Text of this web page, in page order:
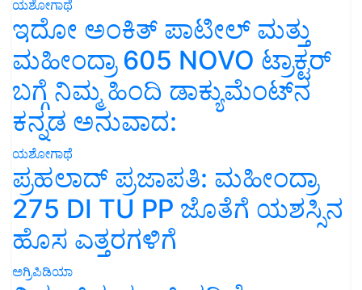
ಯಶೋಗಾಥೆ
ಇದೋ ಅಂಕಿತ್ ಪಾಟೀಲ್ ಮತ್ತು
ಮಹೀಂದ್ರಾ 605 NOVO ಟ್ರಾಕ್ಟರ್
ಬಗ್ಗೆ ನಿಮ್ಮ ಹಿಂದಿ ಡಾಕ್ಯುಮೆಂಟ್‌ನ
ಕನ್ನಡ ಅನುವಾದ:
ಯಶೋಗಾಥೆ
ಪ್ರಹಲಾದ್ ಪ್ರಜಾಪತಿ: ಮಹೀಂದ್ರಾ
275 DI TU PP ಜೊತೆಗೆ ಯಶಸ್ಸಿನ
ಹೊಸ ಎತ್ತರಗಳಿಗೆ
ಅಗ್ರಿಪಿಡಿಯಾ